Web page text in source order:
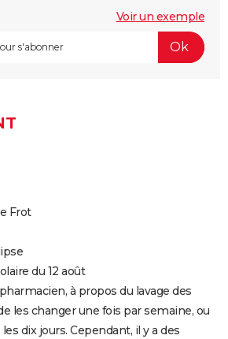
Voir un exemple
Frot
du 12 août
à propos du lavage des
les changer une fois par semaine, ou
dix jours. Cependant, il y a des